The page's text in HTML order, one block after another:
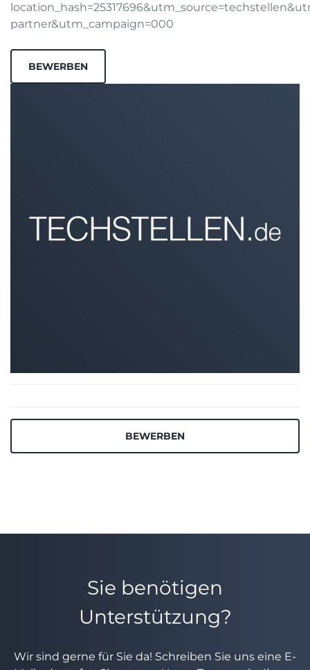
partner&utm_campaign=000
BEWERBEN
BEWERBEN
Sie benötigen
Unterstützung?
Wir sind gerne für Sie da! Schreiben Sie uns eine E-